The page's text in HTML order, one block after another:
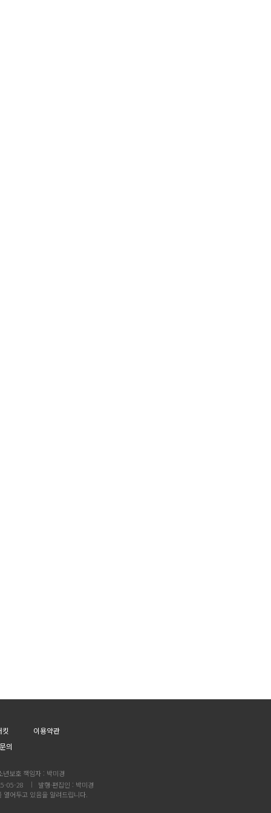
이용약관
의
년보호 책임자 : 박미경
05-28
발행·편집인 : 박미경
어두고 있음을 알려드립니다.